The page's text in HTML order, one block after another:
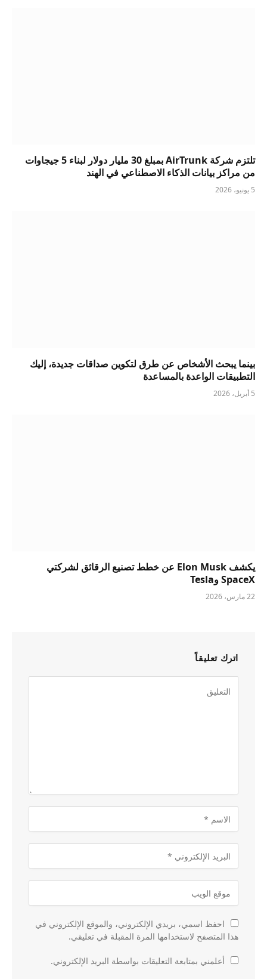
تلتزم شركة AirTrunk بمبلغ 30 مليار دولار لبناء 5 جيجاوات
من مراكز بيانات الذكاء الاصطناعي في الهند
5 يونيو، 2026
بينما يبحث الأشخاص عن طرق لتكوين صداقات جديدة، إليك
التطبيقات الواعدة بالمساعدة
5 أبريل، 2026
يكشف Elon Musk عن خطط تصنيع الرقائق لشركتي
SpaceX وTesla
22 مارس، 2026
اترك تعليقاً
احفظ اسمي، بريدي الإلكتروني، والموقع الإلكتروني في
هذا المتصفح لاستخدامها المرة المقبلة في تعليقي.
أعلمني بمتابعة التعليقات بواسطة البريد الإلكتروني.